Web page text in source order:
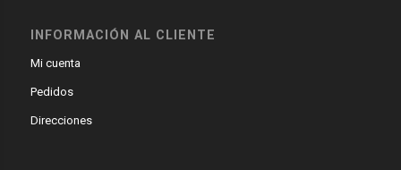
INFORMACIÓN AL CLIENTE
Mi cuenta
Pedidos
Direcciones